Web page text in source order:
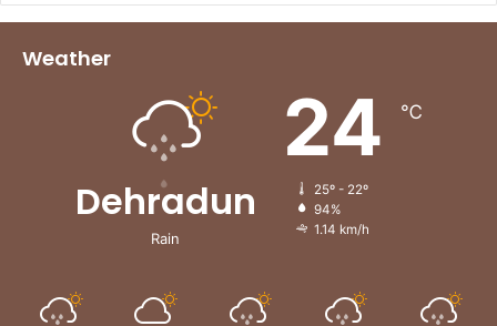
Weather
Dehradun
Rain
24 ℃
25º - 22º
94%
1.14 km/h